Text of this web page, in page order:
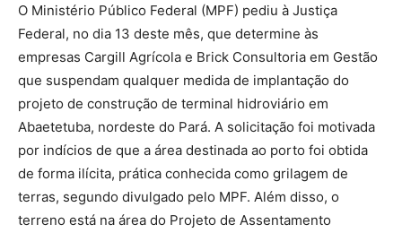
O Ministério Público Federal (MPF) pediu à Justiça
Federal, no dia 13 deste mês, que determine às
empresas Cargill Agrícola e Brick Consultoria em Gestão
que suspendam qualquer medida de implantação do
projeto de construção de terminal hidroviário em
Abaetetuba, nordeste do Pará. A solicitação foi motivada
por indícios de que a área destinada ao porto foi obtida
de forma ilícita, prática conhecida como grilagem de
terras, segundo divulgado pelo MPF. Além disso, o
terreno está na área do Projeto de Assentamento